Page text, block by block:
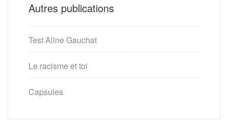
Autres publications
Test Aline Gauchat
Le racisme et toi
Capsules